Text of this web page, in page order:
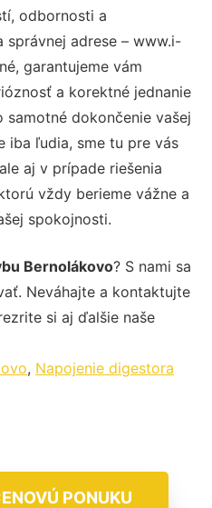
odbornosti a
správnej adrese – www.i-
garantujeme vám
a korektné jednanie
dokončenie vašej
iba ľudia, sme tu pre vás
aj v prípade riešenia
vždy berieme vážne a
spokojnosti.
Bernolákovo? S nami sa
Neváhajte a kontaktujte
si aj ďalšie naše
, Napojenie digestora
PONUKU